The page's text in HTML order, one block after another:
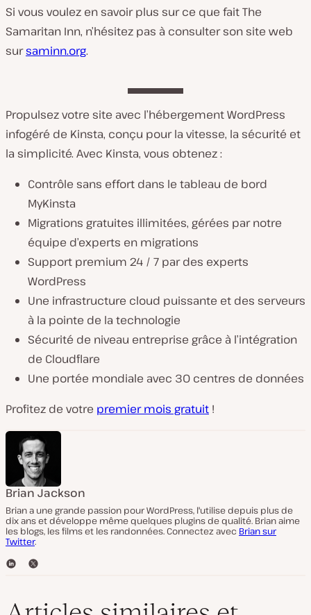
Si vous voulez en savoir plus sur ce que fait The
Samaritan Inn, n’hésitez pas à consulter son site web
sursaminn.org.
Propulsez votre site avec l’hébergement WordPress
infogéré de Kinsta, conçu pour la vitesse, la sécurité et
la simplicité. Avec Kinsta, vous obtenez :
Contrôle sans effort dans le tableau de bord
MyKinsta
Migrations gratuites illimitées, gérées par notre
équipe d’experts en migrations
Support premium 24 / 7 par des experts
WordPress
Une infrastructure cloud puissante et des serveurs
à la pointe de la technologie
Sécurité de niveau entreprise grâce à l’intégration
de Cloudflare
Une portée mondiale avec 30 centres de données
Profitez de votre premier mois gratuit !
Brian Jackson
Brian a une grande passion pour WordPress, l'utilise depuis plus de
dix ans et développe même quelques plugins de qualité. Brian aime
les blogs, les films et les randonnées. Connectez avec Brian sur
Twitter.
L
T